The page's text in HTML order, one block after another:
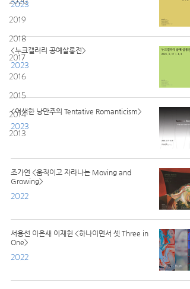
2019
2018
2017
2016
2015
2014
2013
2023
<누크갤러리 공예살롱전>
2023
<어색한 낭만주의 Tentative Romanticism>
2023
조가연 <움직이고 자라나는 Moving and
Growing>
2022
서용선 이은새 이재헌 <하나이면서 셋 Three in
One>
2022